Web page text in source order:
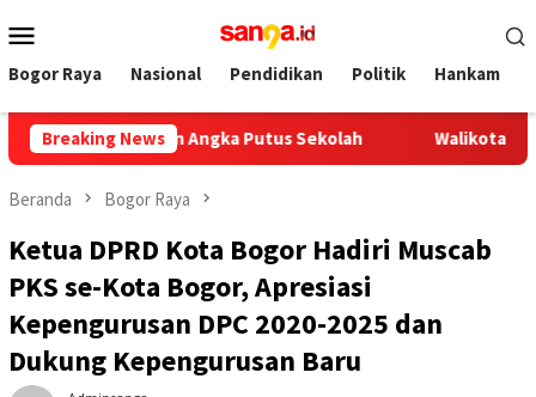
ke
kontenMobile
Bogor Raya Nasional Pendidikan Politik Hankam
Breaking News
Tekan Angka Putus Sekolah Walikota Bogor Tinjau
Beranda Bogor Raya
Ketua DPRD Kota Bogor Hadiri Muscab
PKS se-Kota Bogor, Apresiasi
Kepengurusan DPC 2020-2025 dan
Dukung Kepengurusan Baru